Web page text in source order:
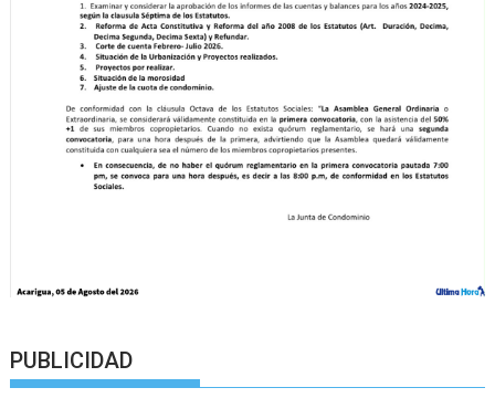
PUBLICIDAD